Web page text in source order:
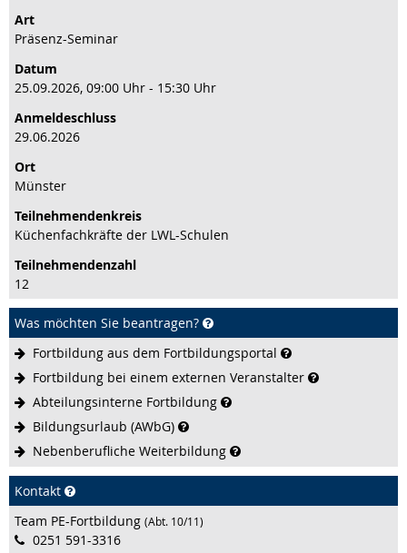
Art
Präsenz-Seminar
Datum
25.09.2026, 09:00 Uhr - 15:30 Uhr
Anmeldeschluss
29.06.2026
Ort
Münster
Teilnehmenden­kreis
Küchenfachkräfte der LWL-Schulen
Teilnehmenden­zahl
12
Was möchten Sie beantragen?
Fortbildung aus dem Fortbildungsportal
Fortbildung bei einem externen Veranstalter
Abteilungsinterne Fortbildung
Bildungsurlaub (AWbG)
Nebenberufliche Weiterbildung
Kontakt
Team PE-Fortbildung (Abt. 10/11)
0251 591-3316